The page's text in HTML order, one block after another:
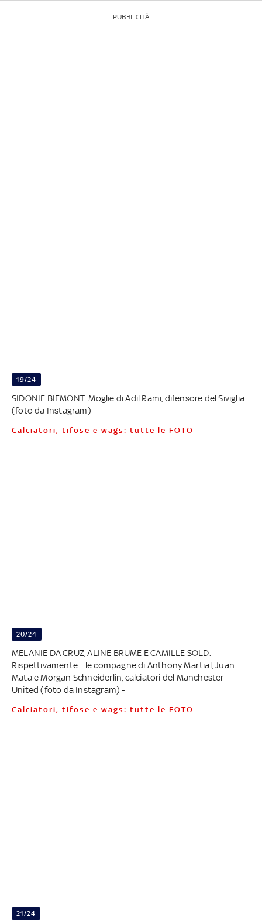
PUBBLICITÀ
19/24
SIDONIE BIEMONT. Moglie di Adil Rami, difensore del Siviglia
(foto da Instagram) -
Calciatori, tifose e wags: tutte le FOTO
20/24
MELANIE DA CRUZ, ALINE BRUME E CAMILLE SOLD.
Rispettivamente... le compagne di Anthony Martial, Juan
Mata e Morgan Schneiderlin, calciatori del Manchester
United (foto da Instagram) -
Calciatori, tifose e wags: tutte le FOTO
21/24